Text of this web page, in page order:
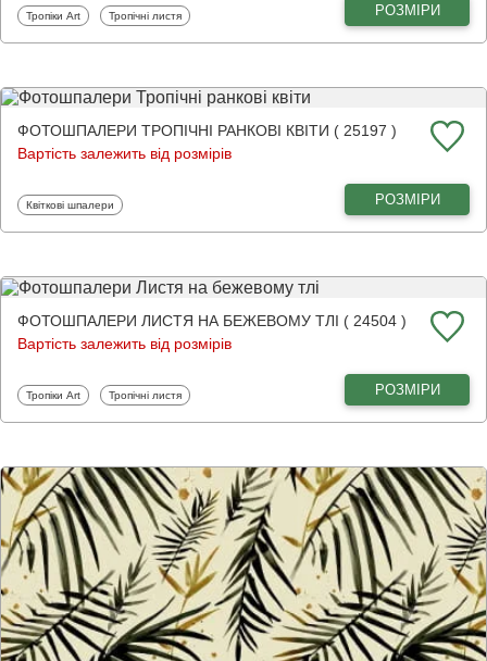
Фотошпалери
Тропіки Art Фотошпалери
Тропічні листя РОЗМІРИ
ФОТОШПАЛЕРИ ТРОПІЧНІ РАНКОВІ КВІТИ ( 25197 )
Вартість залежить від розмірів
Фотошпалери
Квіткові шпалери РОЗМІРИ
ФОТОШПАЛЕРИ ЛИСТЯ НА БЕЖЕВОМУ ТЛІ ( 24504 )
Вартість залежить від розмірів
Фотошпалери
Тропіки Art Фотошпалери
Тропічні листя РОЗМІРИ